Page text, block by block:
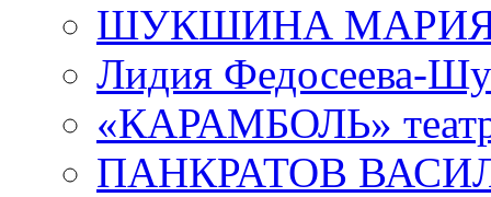
ШУКШИНА
Лидия Федосеева-
«КАРАМБОЛЬ»
ПАНКРАТОВ